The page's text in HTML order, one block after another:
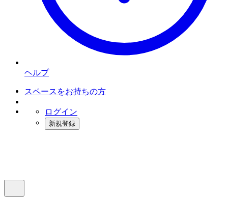
ヘルプ
スペースをお持ちの方
ログイン
新規登録